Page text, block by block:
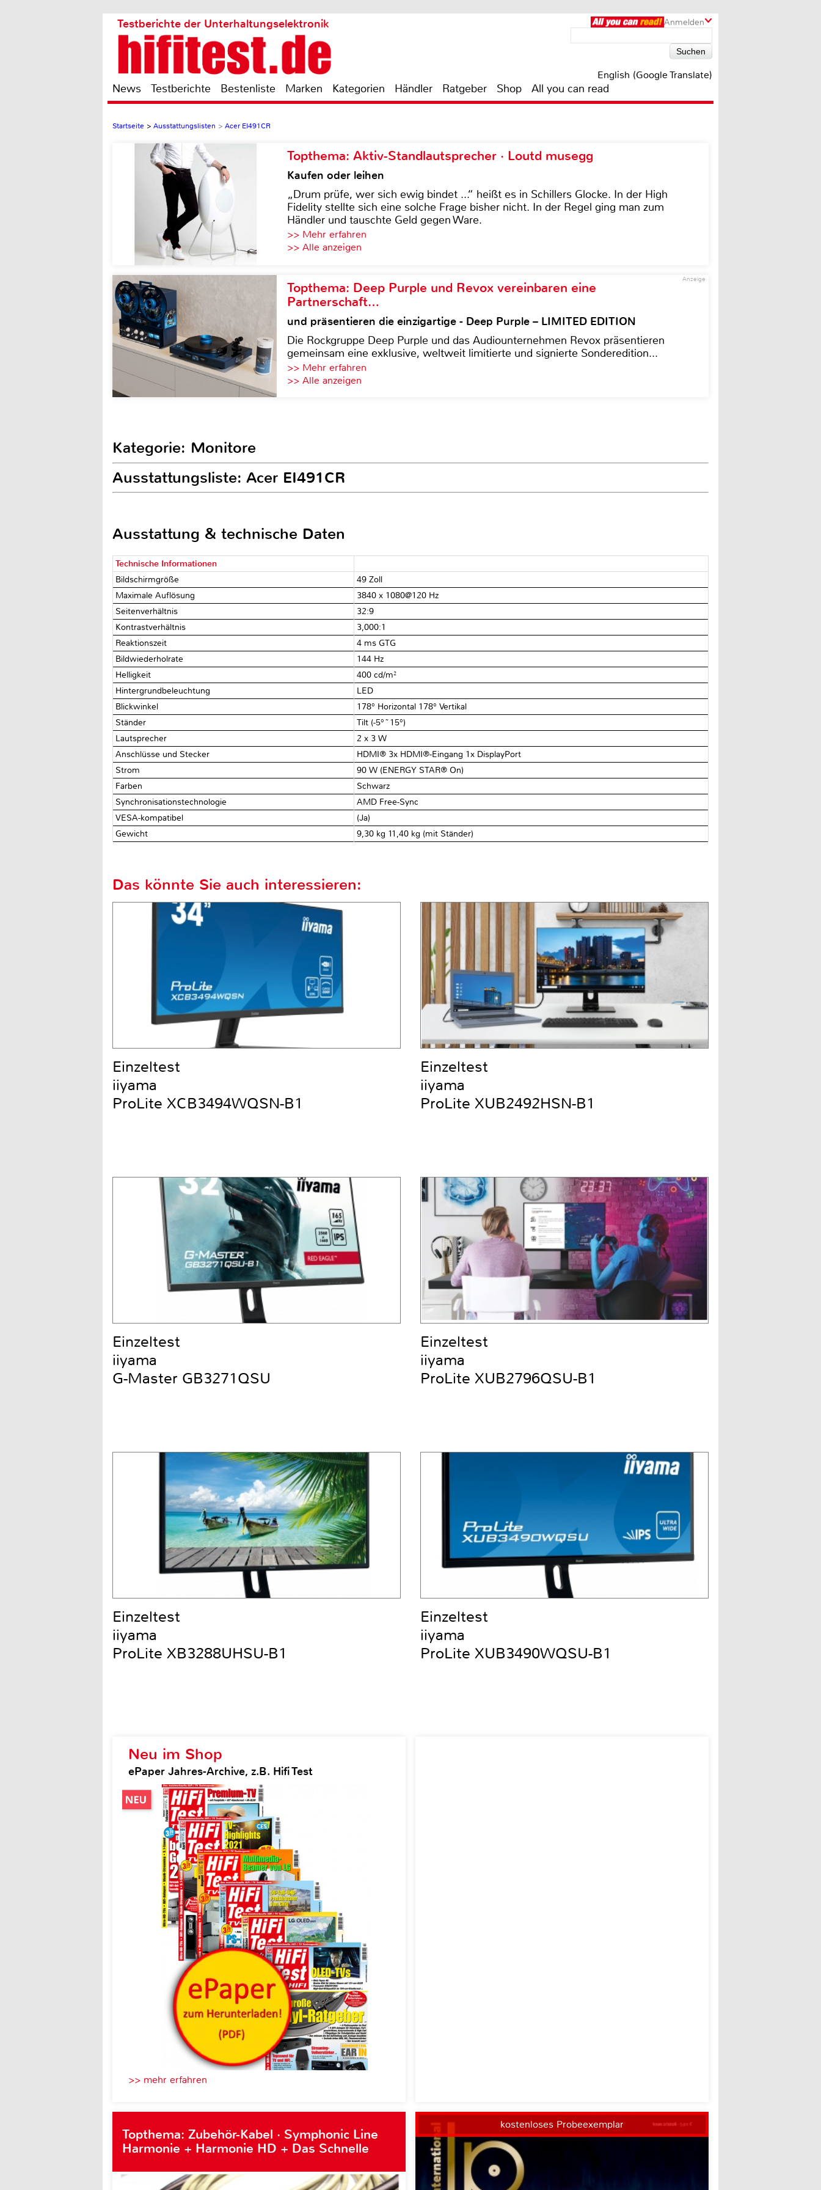
Anmelden
Testberichte der Unterhaltungselektronik
English (Google Translate)
News Testberichte Bestenliste Marken Kategorien Händler Ratgeber Shop All you can read
Startseite > Ausstattungslisten > Acer EI491CR
Topthema: Aktiv-Standlautsprecher · Loutd musegg
Kaufen oder leihen
„Drum prüfe, wer sich ewig bindet ...“ heißt es in Schillers Glocke. In der High
Fidelity stellte sich eine solche Frage bisher nicht. In der Regel ging man zum
Händler und tauschte Geld gegen Ware.
>> Mehr erfahren
>> Alle anzeigen
Anzeige
Topthema: Deep Purple und Revox vereinbaren eine
Partnerschaft…
und präsentieren die einzigartige - Deep Purple – LIMITED EDITION
Die Rockgruppe Deep Purple und das Audiounternehmen Revox präsentieren
gemeinsam eine exklusive, weltweit limitierte und signierte Sonderedition...
>> Mehr erfahren
>> Alle anzeigen
Kategorie: Monitore
Ausstattungsliste: Acer EI491CR
Ausstattung & technische Daten
Technische Informationen
Bildschirmgröße
49 Zoll
Maximale Auflösung
3840 x 1080@120 Hz
Seitenverhältnis
32:9
Kontrastverhältnis
3,000:1
Reaktionszeit
4 ms GTG
Bildwiederholrate
144 Hz
Helligkeit
400 cd/m²
Hintergrundbeleuchtung
LED
Blickwinkel
178° Horizontal 178° Vertikal
Ständer
Tilt (-5°~15°)
Lautsprecher
2 x 3 W
Anschlüsse und Stecker
HDMI® 3x HDMI®-Eingang 1x DisplayPort
Strom
90 W (ENERGY STAR® On)
Farben
Schwarz
Synchronisationstechnologie
AMD Free-Sync
VESA-kompatibel
(Ja)
Gewicht
9,30 kg 11,40 kg (mit Ständer)
Neu im Shop
ePaper Jahres-Archive, z.B. Hifi Test
>> mehr erfahren
Topthema: Zubehör-Kabel · Symphonic Line
Harmonie + Harmonie HD + Das Schnelle
kostenloses Probeexemplar
Das könnte Sie auch interessieren:
Einzeltest
iiyama
ProLite XCB3494WQSN-B1
Einzeltest
iiyama
ProLite XUB2492HSN-B1
Einzeltest
iiyama
G-Master GB3271QSU
Einzeltest
iiyama
ProLite XUB2796QSU-B1
Einzeltest
iiyama
ProLite XB3288UHSU-B1
Einzeltest
iiyama
ProLite XUB3490WQSU-B1